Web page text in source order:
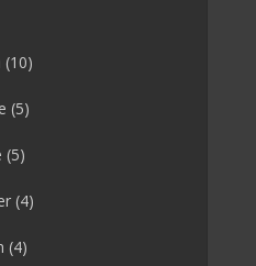
(10)
(5)
(5)
(4)
(4)